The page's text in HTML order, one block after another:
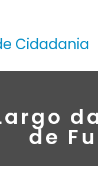
Cidadania
de